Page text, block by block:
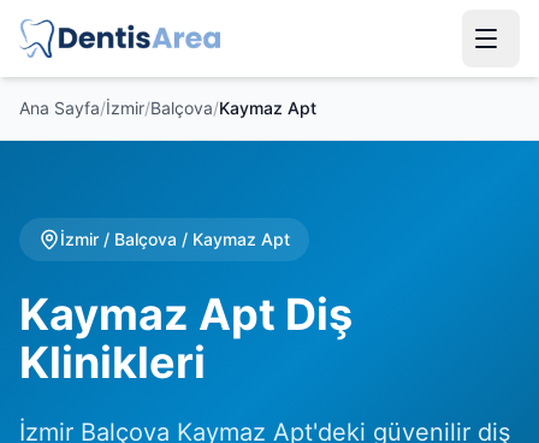
Ana Sayfa/İzmir/Balçova/Kaymaz Apt
İzmir / Balçova / Kaymaz Apt
Kaymaz Apt Diş
Klinikleri
İzmir Balçova Kaymaz Apt'deki güvenilir diş